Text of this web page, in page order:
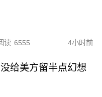
读 6555 4小时前
给美方留半点幻想